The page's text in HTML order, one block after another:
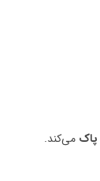
پاک می‌کند.